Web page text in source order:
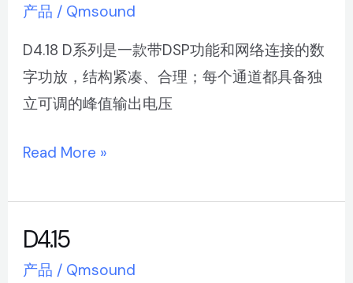
产品 / Qmsound
D4.18 D系列是一款带DSP功能和网络连接的数
字功放，结构紧凑、合理；每个通道都具备独
立可调的峰值输出电压
Read More »
D4.15
产品 / Qmsound
D4.15